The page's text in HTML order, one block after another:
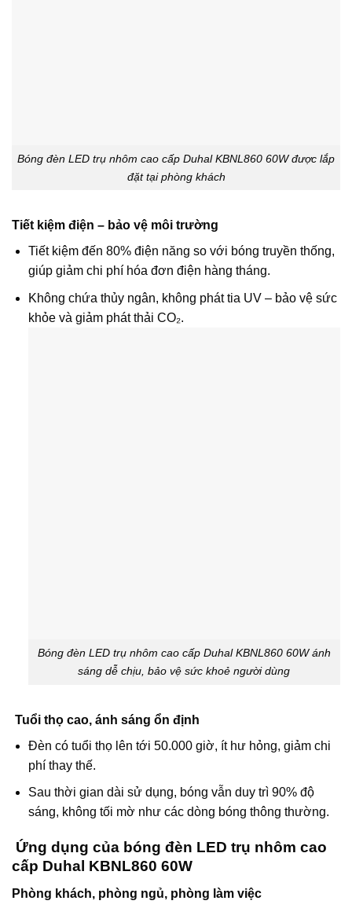
Bóng đèn LED trụ nhôm cao cấp Duhal KBNL860 60W được lắp
đặt tại phòng khách
Tiết kiệm điện – bảo vệ môi trường
Tiết kiệm đến 80% điện năng so với bóng truyền thống,
giúp giảm chi phí hóa đơn điện hàng tháng.
Không chứa thủy ngân, không phát tia UV – bảo vệ sức
khỏe và giảm phát thải CO₂.
Bóng đèn LED trụ nhôm cao cấp Duhal KBNL860 60W ánh
sáng dễ chịu, bảo vệ sức khoẻ người dùng
Tuổi thọ cao, ánh sáng ổn định
Đèn có tuổi thọ lên tới 50.000 giờ, ít hư hỏng, giảm chi
phí thay thế.
Sau thời gian dài sử dụng, bóng vẫn duy trì 90% độ
sáng, không tối mờ như các dòng bóng thông thường.
Ứng dụng của bóng đèn LED trụ nhôm cao
cấp Duhal KBNL860 60W
Phòng khách, phòng ngủ, phòng làm việc